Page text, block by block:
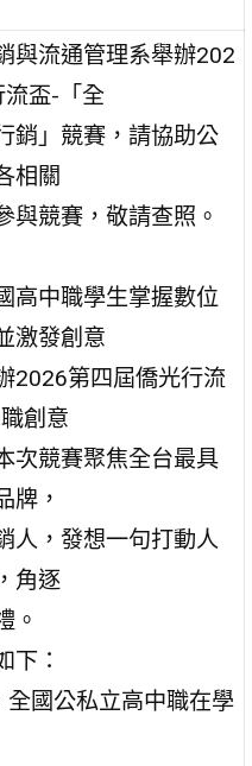
與流通管理系舉辦202
盃-「全
銷」競賽，請協助公
相關
與競賽，敬請查照。
高中職學生掌握數位
激發創意
2026第四屆僑光行流
創意
次競賽聚焦全台最具
牌，
人，發想一句打動人
角逐
。
下：
全國公私立高中職在學